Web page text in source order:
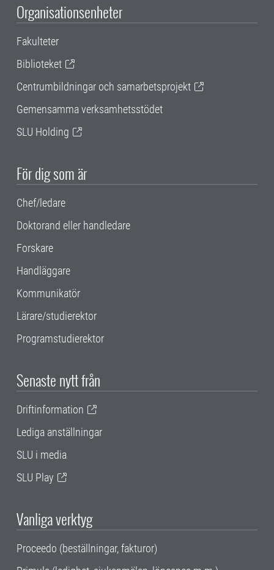
Organisationsenheter
Fakulteter
Biblioteket
Centrumbildningar och samarbetsprojekt
Gemensamma verksamhetsstödet
SLU Holding
För dig som är
Chef/ledare
Doktorand eller handledare
Forskare
Handläggare
Kommunikatör
Lärare/studierektor
Programstudierektor
Senaste nytt från
Driftinformation
Lediga anställningar
SLU i media
SLU Play
Vanliga verktyg
Proceedo (beställningar, fakturor)